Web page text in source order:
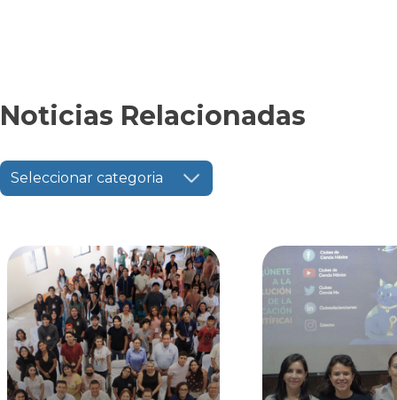
Noticias Relacionadas
Seleccionar categoria